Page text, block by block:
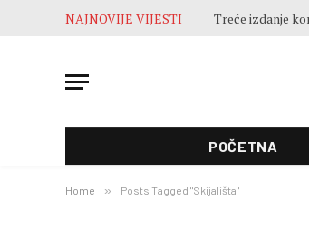
NAJNOVIJE VIJESTI
POČETNA
Home » Posts Tagged "Skijališta"